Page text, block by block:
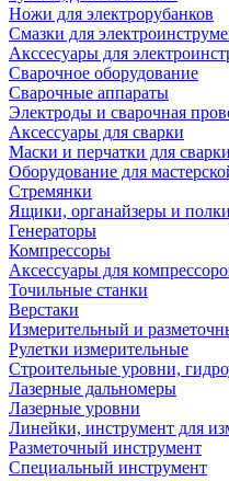
Ножи для электрорубанков
Смазки для
Акссесуары для
Сварочное оборудование
Сварочные аппараты
Электроды и сварочная
Аксессуары для сварки
Маски и перчатки для сварки
Оборудование для
Стремянки
Ящики, органайзеры и
Генераторы
Компрессоры
Аксессуары для
Точильные станки
Верстаки
Измерительный и
Рулетки измерительные
Строительные уровни,
Лазерные дальномеры
Лазерные уровни
Линейки, инструмент для
Разметочный инструмент
Специальный инструмент